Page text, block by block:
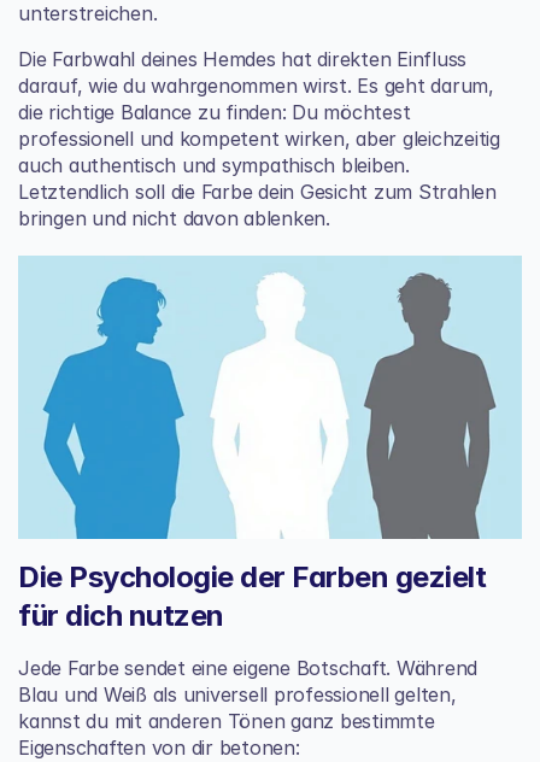
unterstreichen.
Die Farbwahl deines Hemdes hat direkten Einfluss
darauf, wie du wahrgenommen wirst. Es geht darum,
die richtige Balance zu finden: Du möchtest
professionell und kompetent wirken, aber gleichzeitig
auch authentisch und sympathisch bleiben.
Letztendlich soll die Farbe dein Gesicht zum Strahlen
bringen und nicht davon ablenken.
Die Psychologie der Farben gezielt
für dich nutzen
Jede Farbe sendet eine eigene Botschaft. Während
Blau und Weiß als universell professionell gelten,
kannst du mit anderen Tönen ganz bestimmte
Eigenschaften von dir betonen: